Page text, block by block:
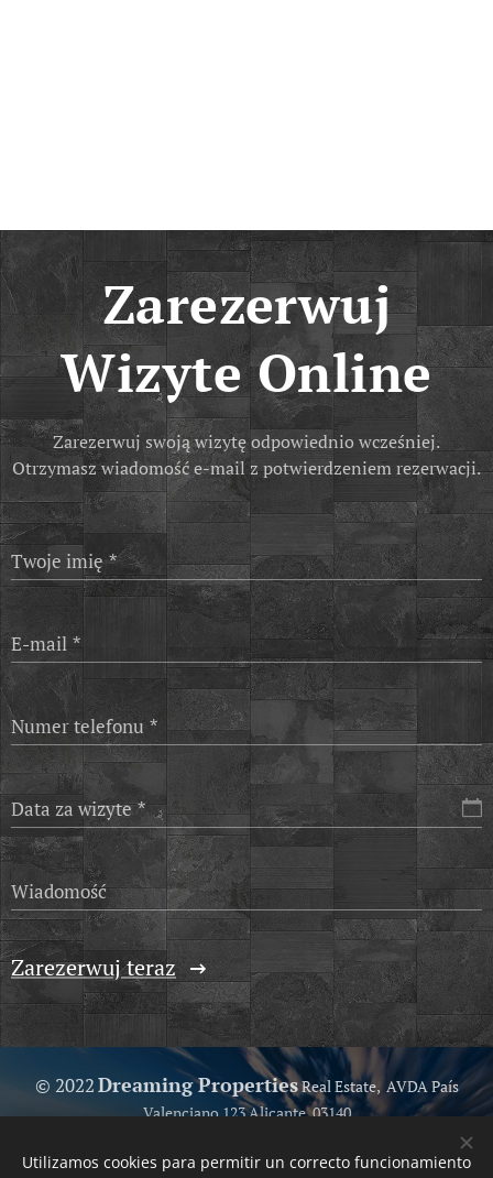
Zarezerwuj
WizyteOnline
Zarezerwuj swoją wizytę odpowiednio wcześniej.
Otrzymasz wiadomość e-mail z potwierdzeniem rezerwacji.
Twoje imię
E-mail
Numer telefonu
Data za wizyte
Wiadomość
Zarezerwuj teraz
© 2022Dreaming PropertiesReal Estate, AVDA País
Valenciano 123 Alicante, 03140
Utilizamos cookies para permitir un correcto funcionamiento